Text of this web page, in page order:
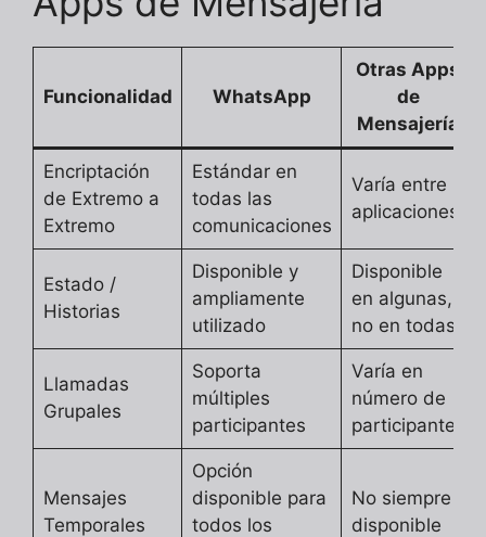
Funcionalidad WhatsApp
Otras Apps
de
Mensajería
Encriptación
de Extremo a
Extremo
Estándar en
todas las
comunicaciones
Varía entre
aplicaciones
Estado /
Historias
Disponible y
ampliamente
utilizado
Disponible
en algunas,
no en todas
Llamadas
Grupales
Soporta
múltiples
participantes
Varía en
número de
participantes
Mensajes
Temporales
Opción
disponible para
todos los
No siempre
disponible